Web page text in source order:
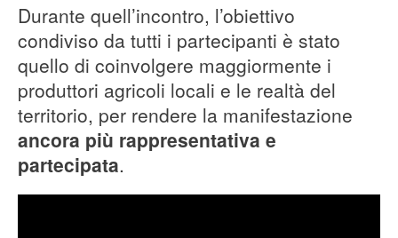
Durante quell’incontro, l’obiettivo
condiviso da tutti i partecipanti è stato
quello di coinvolgere maggiormente i
produttori agricoli locali e le realtà del
territorio, per rendere la manifestazione
ancora più rappresentativa e
partecipata.